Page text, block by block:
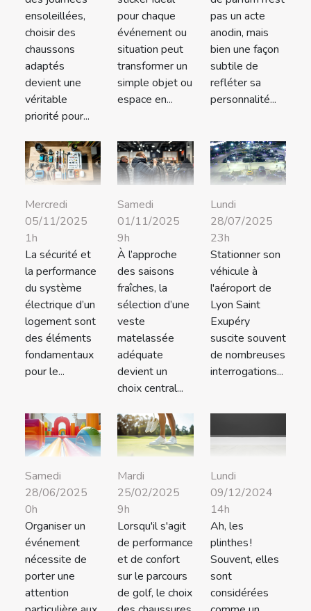
ensoleillées,
choisir des
chaussons
adaptés
devient une
véritable
priorité pour...
pour chaque
événement ou
situation peut
transformer un
simple objet ou
espace en...
pas un acte
anodin, mais
bien une façon
subtile de
refléter sa
personnalité...
Mercredi
05/11/2025
1h
La sécurité et
la performance
du système
électrique d’un
logement sont
des éléments
fondamentaux
pour le...
Samedi
01/11/2025
9h
À l’approche
des saisons
fraîches, la
sélection d’une
veste
matelassée
adéquate
devient un
choix central...
Lundi
28/07/2025
23h
Stationner son
véhicule à
l'aéroport de
Lyon Saint
Exupéry
suscite souvent
de nombreuses
interrogations...
Samedi
28/06/2025
0h
Organiser un
événement
nécessite de
porter une
attention
Mardi
25/02/2025
9h
Lorsqu'il s'agit
de performance
et de confort
sur le parcours
de golf, le choix
Lundi
09/12/2024
14h
Ah, les
plinthes !
Souvent, elles
sont
considérées